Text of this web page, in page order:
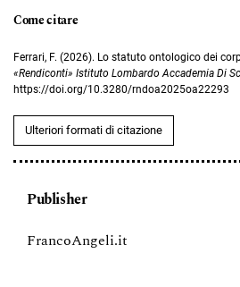
Come citare
Ferrari, F. (2026). Lo statuto ontologico dei
«Rendiconti» Istituto Lombardo Accademia Di
https://doi.org/10.3280/rndoa2025oa22293
Ulteriori formati di citazione
Publisher
FrancoAngeli.it